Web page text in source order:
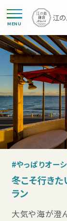
MENU
#やっぱりオー
冬こそ行きた
ラン
大気や海が澄